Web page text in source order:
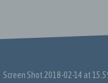
Screen Shot 2018-02-14 at